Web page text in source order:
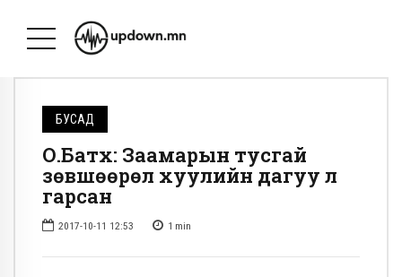
БУСАД
О.Батхүү: Заамарын тусгай
зөвшөөрөл хуулийн дагуу л
гарсан
2017-10-11 12:53 1 min